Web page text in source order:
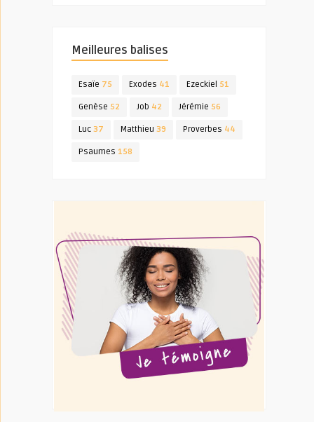
Meilleures balises
Esaïe 75 Exodes 41 Ezeckiel 51
Genèse 52 Job 42 Jérémie 56
Luc 37 Matthieu 39 Proverbes 44
Psaumes 158